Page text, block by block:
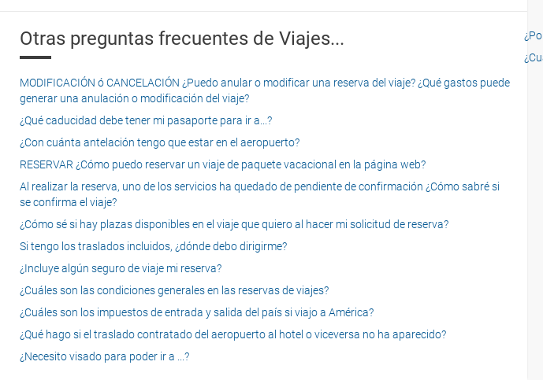
Otras preguntas frecuentes de Viajes...
MODIFICACIÓN ó CANCELACIÓN ¿Puedo anular o modificar una reserva del viaje? ¿Qué gastos puede
generar una anulación o modificación del viaje?
¿Qué caducidad debe tener mi pasaporte para ir a...?
¿Con cuánta antelación tengo que estar en el aeropuerto?
RESERVAR ¿Cómo puedo reservar un viaje de paquete vacacional en la página web?
Al realizar la reserva, uno de los servicios ha quedado de pendiente de confirmación ¿Cómo sabré si
se confirma el viaje?
¿Cómo sé si hay plazas disponibles en el viaje que quiero al hacer mi solicitud de reserva?
Si tengo los traslados incluidos, ¿dónde debo dirigirme?
¿Incluye algún seguro de viaje mi reserva?
¿Cuáles son las condiciones generales en las reservas de viajes?
¿Cuáles son los impuestos de entrada y salida del país si viajo a América?
¿Qué hago si el traslado contratado del aeropuerto al hotel o viceversa no ha aparecido?
¿Necesito visado para poder ir a ...?